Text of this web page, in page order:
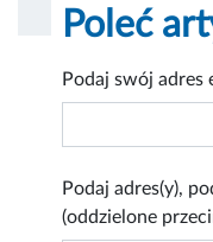
Poleć
Podaj swój adres
Podaj adres(y),
(oddzielone